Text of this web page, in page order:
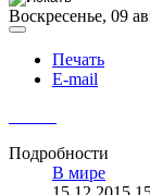
Воскресенье, 09
Печать
E-mail
Подробности
В мире